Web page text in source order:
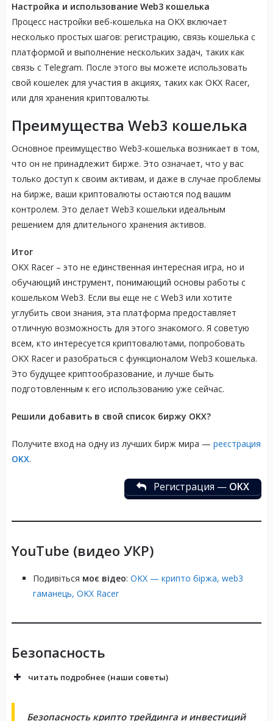
Настройка и использование Web3 кошелька
Процесс настройки веб-кошелька на OKX включает
несколько простых шагов: регистрацию, связь кошелька с
платформой и выполнение нескольких задач, таких как
связь с Telegram. После этого вы можете использовать
свой кошелек для участия в акциях, таких как OKX Racer,
или для хранения криптовалюты.
Преимущества Web3 кошелька
Основное преимущество Web3-кошелька возникает в том,
что он не принадлежит бирже. Это означает, что у вас
только доступ к своим активам, и даже в случае проблемы
на бирже, ваши криптовалюты остаются под вашим
контролем. Это делает Web3 кошельки идеальным
решением для длительного хранения активов.
Итог
OKX Racer – это не единственная интересная игра, но и
обучающий инструмент, понимающий основы работы с
кошельком Web3. Если вы еще не с Web3 или хотите
углубить свои знания, эта платформа предоставляет
отличную возможность для этого знакомого. Я советую
всем, кто интересуется криптовалютами, попробовать
OKX Racer и разобраться с функционалом Web3 кошелька.
Это будущее криптообразование, и лучше быть
подготовленным к его использованию уже сейчас.
Решили добавить в свой список биржу OKX?
Получите вход на одну из лучших бирж мира — реєстрация
OKX.
Регистрация — OKX
YouTube (видео УКР)
Подивіться моє відео: OKX — крипто біржа, web3
гаманець, OKX Racer
Безопасность
читать подробнее (наши советы)
Безопасность крипто трейдинга и инвестиций